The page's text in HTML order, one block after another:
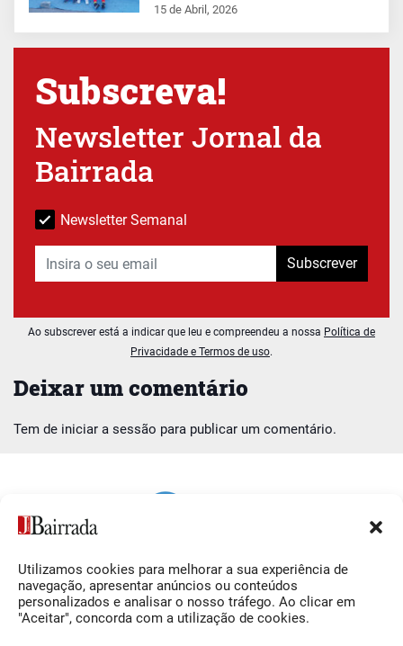
Utilizamos cookies para melhorar a sua experiência de
navegação, apresentar anúncios ou conteúdos
personalizados e analisar o nosso tráfego. Ao clicar em
"Aceitar", concorda com a utilização de cookies.
Deixar um comentário
Tem de iniciar a sessão para publicar um comentário.
15 de Abril, 2026
Subscreva!
Newsletter Jornal da
Bairrada
Newsletter Semanal
Subscrever
Ao subscrever está a indicar que leu e compreendeu a nossa Política de
Privacidade e Termos de uso.
Siga-nos
Facebook
O Jornal da Bairrada
Contactos